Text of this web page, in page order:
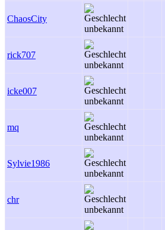
ChaosCity
rick707
icke007
mq
Sylvie1986
chr